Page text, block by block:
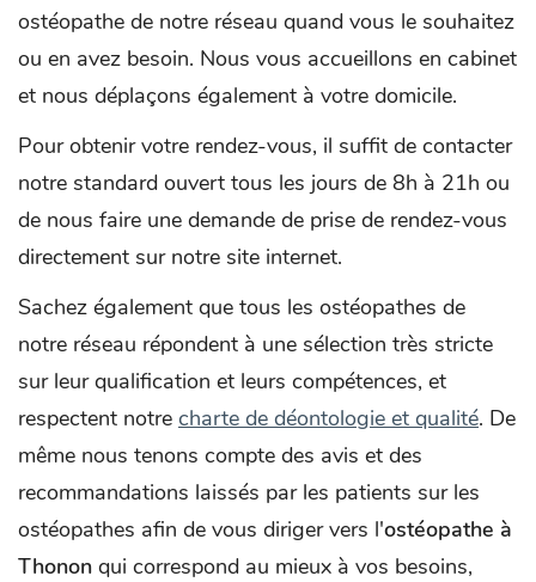
ostéopathe de notre réseau quand vous le souhaitez
ou en avez besoin. Nous vous accueillons en cabinet
et nous déplaçons également à votre domicile.
Pour obtenir votre rendez-vous, il suffit de contacter
notre standard ouvert tous les jours de 8h à 21h ou
de nous faire une demande de prise de rendez-vous
directement sur notre site internet.
Sachez également que tous les ostéopathes de
notre réseau répondent à une sélection très stricte
sur leur qualification et leurs compétences, et
respectent notre charte de déontologie et qualité. De
même nous tenons compte des avis et des
recommandations laissés par les patients sur les
ostéopathes afin de vous diriger vers l'ostéopathe à
Thonon qui correspond au mieux à vos besoins,